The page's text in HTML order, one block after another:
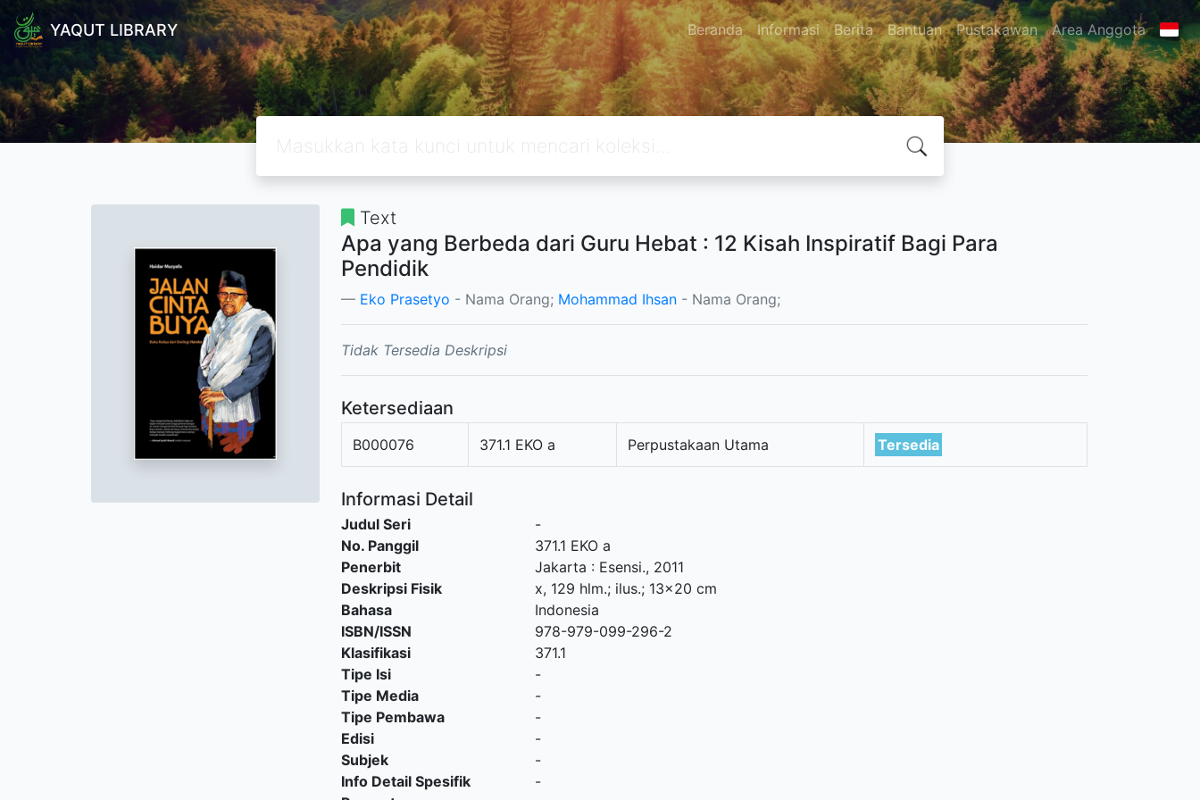
YAQUT LIBRARY Beranda Informasi Berita Bantuan Pustakawan Area Anggota
Text
Apa yang Berbeda dari Guru Hebat : 12 Kisah Inspiratif Bagi Para
Pendidik
Eko Prasetyo - Nama Orang; Mohammad Ihsan - Nama Orang;
Tidak Tersedia Deskripsi
Ketersediaan
B000076 371.1 EKO a Perpustakaan Utama Tersedia
Informasi Detail
Judul Seri
-
No. Panggil
371.1 EKO a
Penerbit
Jakarta : Esensi., 2011
Deskripsi Fisik
x, 129 hlm.; ilus.; 13x20 cm
Bahasa
Indonesia
ISBN/ISSN
978-979-099-296-2
Klasifikasi
371.1
Tipe Isi
-
Tipe Media
-
Tipe Pembawa
-
Edisi
-
Subjek
-
Info Detail Spesifik
-